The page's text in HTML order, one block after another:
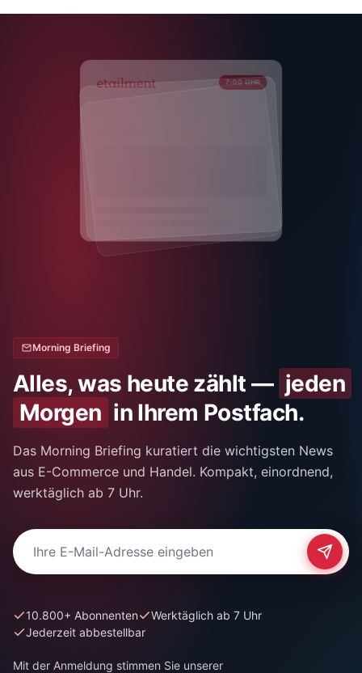
Morning Briefing
Alles, was heute zählt — jeden
Morgen in Ihrem Postfach.
Das Morning Briefing kuratiert die wichtigsten News
aus E-Commerce und Handel. Kompakt, einordnend,
werktäglich ab 7 Uhr.
E-Mail-Adresse für Newsletter
10.800+ Abonnenten
Werktäglich ab 7 Uhr
Jederzeit abbestellbar
Mit der Anmeldung stimmen Sie unserer